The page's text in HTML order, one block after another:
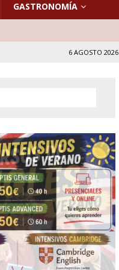
GASTRONOMÍA
6 AGOSTO 2026